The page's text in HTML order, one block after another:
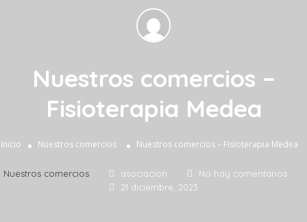
Nuestros comercios –
Fisioterapia Medea
Inicio Nuestros comercios Nuestros comercios – Fisioterapia Medea
Nuestros comercios asociacion
No hay comentarios
21 diciembre, 2023